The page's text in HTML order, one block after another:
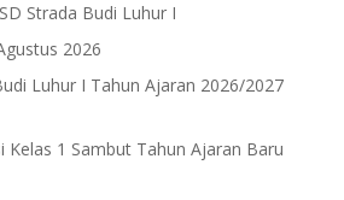
Strada Budi Luhur I
2026
Luhur I Tahun Ajaran 2026/2027
Kelas 1 Sambut Tahun Ajaran Baru